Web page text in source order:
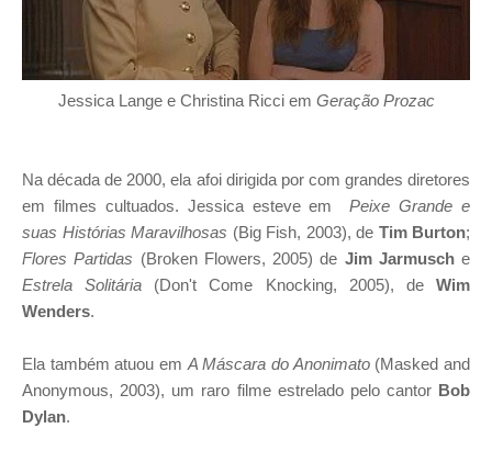
Jessica Lange e Christina Ricci em Geração Prozac
Na década de 2000, ela afoi dirigida por com grandes diretores
em filmes cultuados. Jessica esteve emPeixe Grande e
suas Histórias Maravilhosas (Big Fish, 2003), de Tim Burton;
Flores Partidas (Broken Flowers, 2005) de Jim Jarmusch e
Estrela Solitária (Don't Come Knocking, 2005), deWim
Wenders.
Ela também atuou em A Máscara do Anonimato(Masked and
Anonymous, 2003), um raro filme estrelado pelo cantor Bob
Dylan.